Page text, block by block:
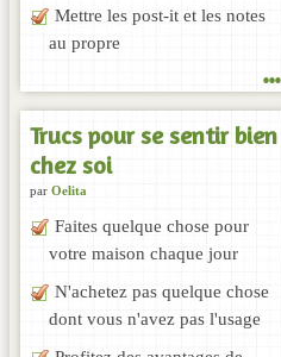
Mettre les post-it et les notes
au propre
...
Trucs pour se sentir bien
chez soi
par Oelita
Faites quelque chose pour
votre maison chaque jour
N'achetez pas quelque chose
dont vous n'avez pas l'usage